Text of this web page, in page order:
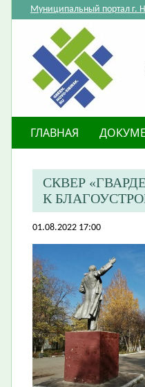
Муниципальный портал г.
ГЛАВНАЯ
​СКВЕР
К
01.08.2022 17:00